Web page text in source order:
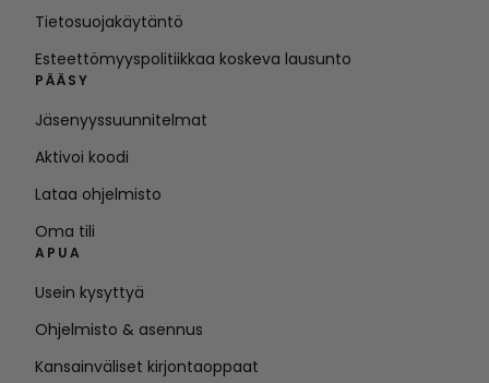
Tietosuojakäytäntö
Esteettömyyspolitiikkaa koskeva lausunto
PÄÄSY
Jäsenyyssuunnitelmat
Aktivoi koodi
Lataa ohjelmisto
Oma tili
APUA
Usein kysyttyä
Ohjelmisto & asennus
Kansainväliset kirjontaoppaat